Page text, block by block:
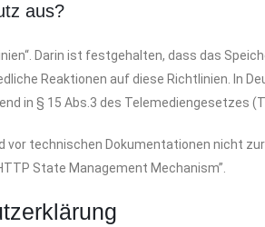
aus?
Darin ist festgehalten, dass das
Reaktionen auf diese Richtlinien.
in § 15 Abs.3 des Telemediengesetzes
vor technischen Dokumentationen nicht
State Management Mechanism”.